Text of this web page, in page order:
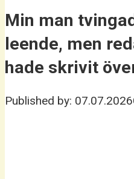
Min man
leende, men
hade skrivit
Published by: 07.07.2026